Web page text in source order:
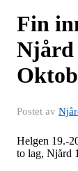
Fin
Njård
Postet av
Helgen 19.-
to lag, Njård